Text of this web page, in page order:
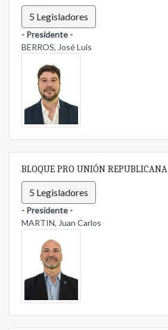
5 Legisladores
- Presidente -
BERROS, José Luis
BLOQUE PRO UNIÓN REPUBLICANA
5 Legisladores
- Presidente -
MARTIN, Juan Carlos